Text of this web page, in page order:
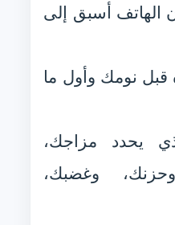
الهاتف أسبق إلى
قبل نومك وأول ما
يحدد مزاجك،
وغضبك،